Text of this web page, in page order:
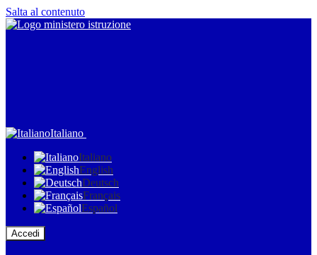
Salta al contenuto
Italiano
Italiano
English
Deutsch
Français
Español
Accedi